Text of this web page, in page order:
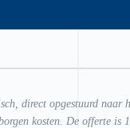
direct opgestuurd naar
kosten. De offerte is